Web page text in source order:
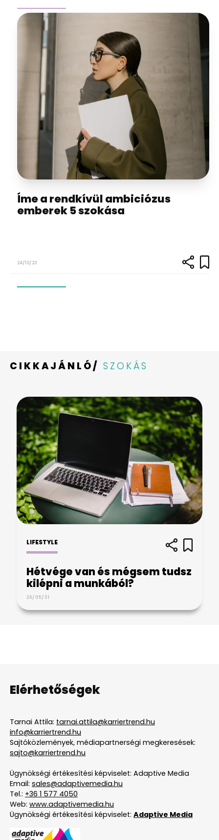
Íme a rendkívül ambiciózus
emberek 5 szokása
24/10/23
CIKKAJÁNLÓ/ SZOKÁS
LIFESTYLE
Hétvége van és mégsem tudsz
kilépni a munkából?
26/05/31
Elérhetőségek
Tarnai Attila: tarnai.attila@karriertrend.hu
info@karriertrend.hu
Sajtóközlemények, médiapartnerségi megkeresések:
sajto@karriertrend.hu
Ügynökségi értékesítési képviselet: Adaptive Media
Email: sales@adaptivemedia.hu
Tel.: +36 1 577 4050
Web: www.adaptivemedia.hu
Ügynökségi értékesítési képviselet: Adaptive Media